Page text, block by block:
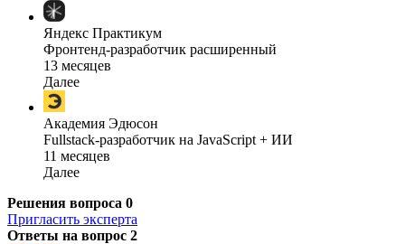
Яндекс Практикум
Фронтенд-разработчик расширенный
13 месяцев
Далее
Академия Эдюсон
Fullstack-разработчик на JavaScript + ИИ
11 месяцев
Далее
Решения вопроса 0
Пригласить эксперта
Ответы на вопрос 2